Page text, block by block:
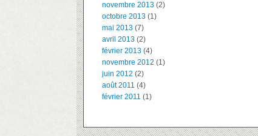
novembre 2013 (2)
octobre 2013 (1)
mai 2013 (7)
avril 2013 (2)
février 2013 (4)
novembre 2012 (1)
juin 2012 (2)
août 2011 (4)
février 2011 (1)